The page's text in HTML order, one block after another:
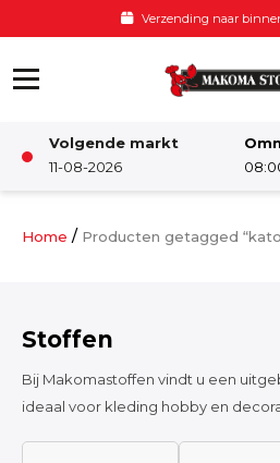
Verzending naar binnen-
Volgende markt
11-08-2026
Home / Producten getagged
Stoffen
Bij Makomastoffen vindt u een
ideaal voor kleding hobby en